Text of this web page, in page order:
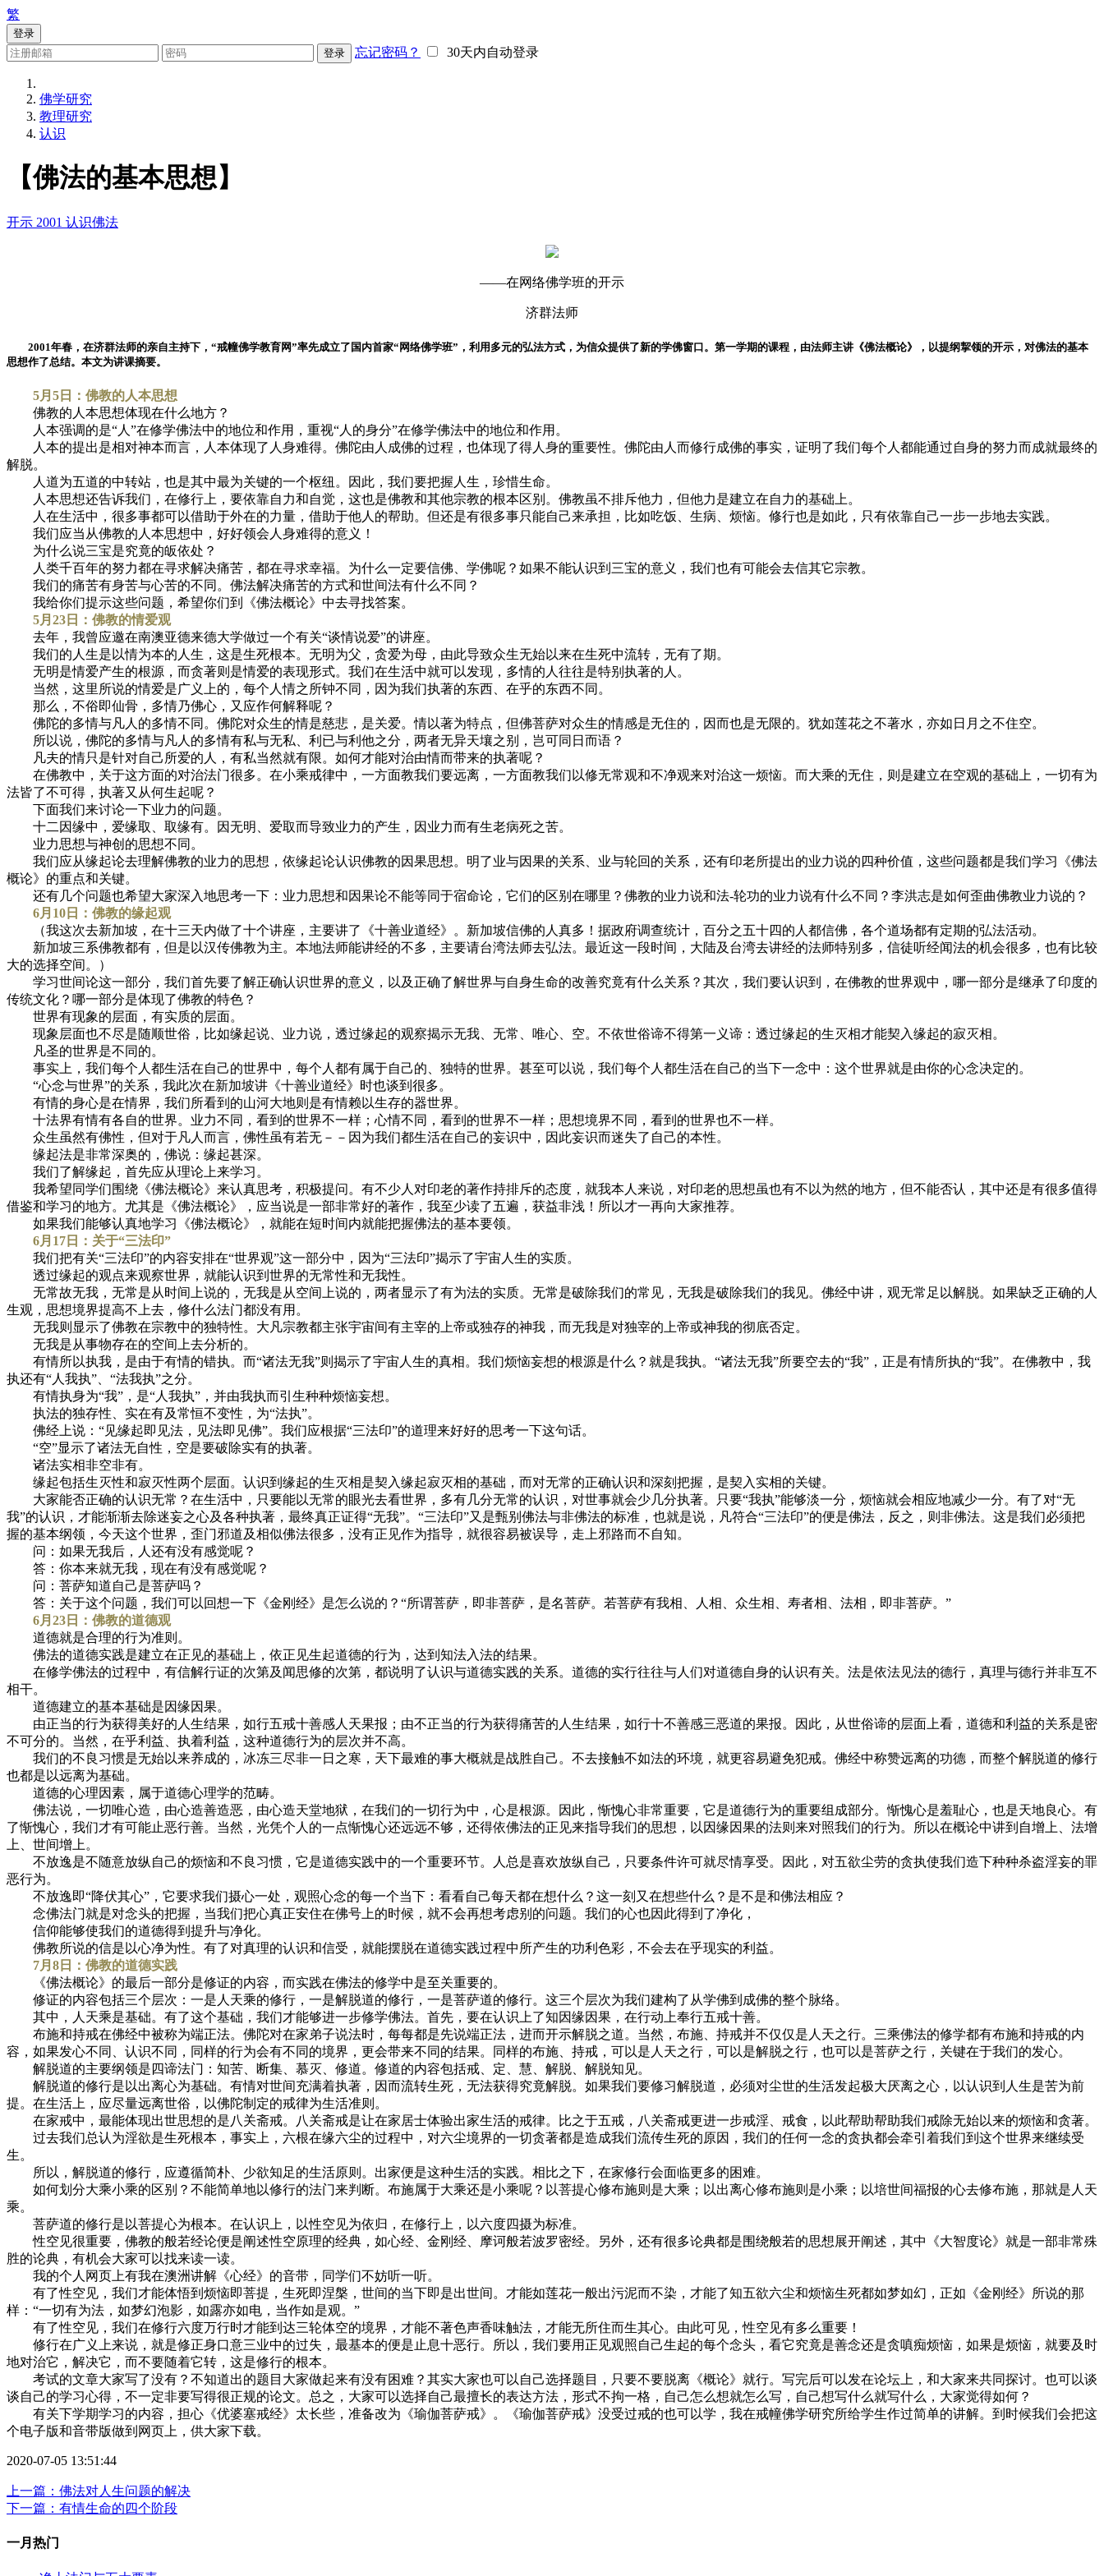
繁
登录
登录
忘记密码？ 30天内自动登录
佛学研究
教理研究
认识
【佛法的基本思想】
开示 2001 认识佛法
——在网络佛学班的开示
济群法师
2001年春，在济群法师的亲自主持下，“戒幢佛学教育网”率先成立了国内首家“网络佛学班”，利用多元的弘法方式，为信众提供了新的学佛窗口。第一学期的课程，由法师主讲《佛法概论》，以提纲挈领的开示，对佛法的基本
思想作了总结。本文为讲课摘要。
5月5日：佛教的人本思想
佛教的人本思想体现在什么地方？
人本强调的是“人”在修学佛法中的地位和作用，重视“人的身分”在修学佛法中的地位和作用。
人本的提出是相对神本而言，人本体现了人身难得。佛陀由人成佛的过程，也体现了得人身的重要性。佛陀由人而修行成佛的事实，证明了我们每个人都能通过自身的努力而成就最终的
解脱。
人道为五道的中转站，也是其中最为关键的一个枢纽。因此，我们要把握人生，珍惜生命。
人本思想还告诉我们，在修行上，要依靠自力和自觉，这也是佛教和其他宗教的根本区别。佛教虽不排斥他力，但他力是建立在自力的基础上。
人在生活中，很多事都可以借助于外在的力量，借助于他人的帮助。但还是有很多事只能自己来承担，比如吃饭、生病、烦恼。修行也是如此，只有依靠自己一步一步地去实践。
我们应当从佛教的人本思想中，好好领会人身难得的意义！
为什么说三宝是究竟的皈依处？
人类千百年的努力都在寻求解决痛苦，都在寻求幸福。为什么一定要信佛、学佛呢？如果不能认识到三宝的意义，我们也有可能会去信其它宗教。
我们的痛苦有身苦与心苦的不同。佛法解决痛苦的方式和世间法有什么不同？
我给你们提示这些问题，希望你们到《佛法概论》中去寻找答案。
5月23日：佛教的情爱观
去年，我曾应邀在南澳亚德来德大学做过一个有关“谈情说爱”的讲座。
我们的人生是以情为本的人生，这是生死根本。无明为父，贪爱为母，由此导致众生无始以来在生死中流转，无有了期。
无明是情爱产生的根源，而贪著则是情爱的表现形式。我们在生活中就可以发现，多情的人往往是特别执著的人。
当然，这里所说的情爱是广义上的，每个人情之所钟不同，因为我们执著的东西、在乎的东西不同。
那么，不俗即仙骨，多情乃佛心，又应作何解释呢？
佛陀的多情与凡人的多情不同。佛陀对众生的情是慈悲，是关爱。情以著为特点，但佛菩萨对众生的情感是无住的，因而也是无限的。犹如莲花之不著水，亦如日月之不住空。
所以说，佛陀的多情与凡人的多情有私与无私、利已与利他之分，两者无异天壤之别，岂可同日而语？
凡夫的情只是针对自己所爱的人，有私当然就有限。如何才能对治由情而带来的执著呢？
在佛教中，关于这方面的对治法门很多。在小乘戒律中，一方面教我们要远离，一方面教我们以修无常观和不净观来对治这一烦恼。而大乘的无住，则是建立在空观的基础上，一切有为
法皆了不可得，执著又从何生起呢？
下面我们来讨论一下业力的问题。
十二因缘中，爱缘取、取缘有。因无明、爱取而导致业力的产生，因业力而有生老病死之苦。
业力思想与神创的思想不同。
我们应从缘起论去理解佛教的业力的思想，依缘起论认识佛教的因果思想。明了业与因果的关系、业与轮回的关系，还有印老所提出的业力说的四种价值，这些问题都是我们学习《佛法
概论》的重点和关键。
还有几个问题也希望大家深入地思考一下：业力思想和因果论不能等同于宿命论，它们的区别在哪里？佛教的业力说和法-轮功的业力说有什么不同？李洪志是如何歪曲佛教业力说的？
6月10日：佛教的缘起观
（我这次去新加坡，在十三天内做了十个讲座，主要讲了《十善业道经》。新加坡信佛的人真多！据政府调查统计，百分之五十四的人都信佛，各个道场都有定期的弘法活动。
新加坡三系佛教都有，但是以汉传佛教为主。本地法师能讲经的不多，主要请台湾法师去弘法。最近这一段时间，大陆及台湾去讲经的法师特别多，信徒听经闻法的机会很多，也有比较
大的选择空间。）
学习世间论这一部分，我们首先要了解正确认识世界的意义，以及正确了解世界与自身生命的改善究竟有什么关系？其次，我们要认识到，在佛教的世界观中，哪一部分是继承了印度的
传统文化？哪一部分是体现了佛教的特色？
世界有现象的层面，有实质的层面。
现象层面也不尽是随顺世俗，比如缘起说、业力说，透过缘起的观察揭示无我、无常、唯心、空。不依世俗谛不得第一义谛：透过缘起的生灭相才能契入缘起的寂灭相。
凡圣的世界是不同的。
事实上，我们每个人都生活在自己的世界中，每个人都有属于自己的、独特的世界。甚至可以说，我们每个人都生活在自己的当下一念中：这个世界就是由你的心念决定的。
“心念与世界”的关系，我此次在新加坡讲《十善业道经》时也谈到很多。
有情的身心是在情界，我们所看到的山河大地则是有情赖以生存的器世界。
十法界有情有各自的世界。业力不同，看到的世界不一样；心情不同，看到的世界不一样；思想境界不同，看到的世界也不一样。
众生虽然有佛性，但对于凡人而言，佛性虽有若无－－因为我们都生活在自己的妄识中，因此妄识而迷失了自己的本性。
缘起法是非常深奥的，佛说：缘起甚深。
我们了解缘起，首先应从理论上来学习。
我希望同学们围绕《佛法概论》来认真思考，积极提问。有不少人对印老的著作持排斥的态度，就我本人来说，对印老的思想虽也有不以为然的地方，但不能否认，其中还是有很多值得
借鉴和学习的地方。尤其是《佛法概论》，应当说是一部非常好的著作，我至少读了五遍，获益非浅！所以才一再向大家推荐。
如果我们能够认真地学习《佛法概论》，就能在短时间内就能把握佛法的基本要领。
6月17日：关于“三法印”
我们把有关“三法印”的内容安排在“世界观”这一部分中，因为“三法印”揭示了宇宙人生的实质。
透过缘起的观点来观察世界，就能认识到世界的无常性和无我性。
无常故无我，无常是从时间上说的，无我是从空间上说的，两者显示了有为法的实质。无常是破除我们的常见，无我是破除我们的我见。佛经中讲，观无常足以解脱。如果缺乏正确的人
生观，思想境界提高不上去，修什么法门都没有用。
无我则显示了佛教在宗教中的独特性。大凡宗教都主张宇宙间有主宰的上帝或独存的神我，而无我是对独宰的上帝或神我的彻底否定。
无我是从事物存在的空间上去分析的。
有情所以执我，是由于有情的错执。而“诸法无我”则揭示了宇宙人生的真相。我们烦恼妄想的根源是什么？就是我执。“诸法无我”所要空去的“我”，正是有情所执的“我”。在佛教中，我
执还有“人我执”、“法我执”之分。
有情执身为“我”，是“人我执”，并由我执而引生种种烦恼妄想。
执法的独存性、实在有及常恒不变性，为“法执”。
佛经上说：“见缘起即见法，见法即见佛”。我们应根据“三法印”的道理来好好的思考一下这句话。
“空”显示了诸法无自性，空是要破除实有的执著。
诸法实相非空非有。
缘起包括生灭性和寂灭性两个层面。认识到缘起的生灭相是契入缘起寂灭相的基础，而对无常的正确认识和深刻把握，是契入实相的关键。
大家能否正确的认识无常？在生活中，只要能以无常的眼光去看世界，多有几分无常的认识，对世事就会少几分执著。只要“我执”能够淡一分，烦恼就会相应地减少一分。有了对“无
我”的认识，才能渐渐去除迷妄之心及各种执著，最终真正证得“无我”。“三法印”又是甄别佛法与非佛法的标准，也就是说，凡符合“三法印”的便是佛法，反之，则非佛法。这是我们必须把
握的基本纲领，今天这个世界，歪门邪道及相似佛法很多，没有正见作为指导，就很容易被误导，走上邪路而不自知。
问：如果无我后，人还有没有感觉呢？
答：你本来就无我，现在有没有感觉呢？
问：菩萨知道自己是菩萨吗？
答：关于这个问题，我们可以回想一下《金刚经》是怎么说的？“所谓菩萨，即非菩萨，是名菩萨。若菩萨有我相、人相、众生相、寿者相、法相，即非菩萨。”
6月23日：佛教的道德观
道德就是合理的行为准则。
佛法的道德实践是建立在正见的基础上，依正见生起道德的行为，达到知法入法的结果。
在修学佛法的过程中，有信解行证的次第及闻思修的次第，都说明了认识与道德实践的关系。道德的实行往往与人们对道德自身的认识有关。法是依法见法的德行，真理与德行并非互不
相干。
道德建立的基本基础是因缘因果。
由正当的行为获得美好的人生结果，如行五戒十善感人天果报；由不正当的行为获得痛苦的人生结果，如行十不善感三恶道的果报。因此，从世俗谛的层面上看，道德和利益的关系是密
不可分的。当然，在乎利益、执着利益，这种道德行为的层次并不高。
我们的不良习惯是无始以来养成的，冰冻三尽非一日之寒，天下最难的事大概就是战胜自己。不去接触不如法的环境，就更容易避免犯戒。佛经中称赞远离的功德，而整个解脱道的修行
也都是以远离为基础。
道德的心理因素，属于道德心理学的范畴。
佛法说，一切唯心造，由心造善造恶，由心造天堂地狱，在我们的一切行为中，心是根源。因此，惭愧心非常重要，它是道德行为的重要组成部分。惭愧心是羞耻心，也是天地良心。有
了惭愧心，我们才有可能止恶行善。当然，光凭个人的一点惭愧心还远远不够，还得依佛法的正见来指导我们的思想，以因缘因果的法则来对照我们的行为。所以在概论中讲到自增上、法增
上、世间增上。
不放逸是不随意放纵自己的烦恼和不良习惯，它是道德实践中的一个重要环节。人总是喜欢放纵自己，只要条件许可就尽情享受。因此，对五欲尘劳的贪执使我们造下种种杀盗淫妄的罪
恶行为。
不放逸即“降伏其心”，它要求我们摄心一处，观照心念的每一个当下：看看自己每天都在想什么？这一刻又在想些什么？是不是和佛法相应？
念佛法门就是对念头的把握，当我们把心真正安住在佛号上的时候，就不会再想考虑别的问题。我们的心也因此得到了净化，
信仰能够使我们的道德得到提升与净化。
佛教所说的信是以心净为性。有了对真理的认识和信受，就能摆脱在道德实践过程中所产生的功利色彩，不会去在乎现实的利益。
7月8日：佛教的道德实践
《佛法概论》的最后一部分是修证的内容，而实践在佛法的修学中是至关重要的。
修证的内容包括三个层次：一是人天乘的修行，一是解脱道的修行，一是菩萨道的修行。这三个层次为我们建构了从学佛到成佛的整个脉络。
其中，人天乘是基础。有了这个基础，我们才能够进一步修学佛法。首先，要在认识上了知因缘因果，在行动上奉行五戒十善。
布施和持戒在佛经中被称为端正法。佛陀对在家弟子说法时，每每都是先说端正法，进而开示解脱之道。当然，布施、持戒并不仅仅是人天之行。三乘佛法的修学都有布施和持戒的内
容，如果发心不同、认识不同，同样的行为会有不同的境界，更会带来不同的结果。同样的布施、持戒，可以是人天之行，可以是解脱之行，也可以是菩萨之行，关键在于我们的发心。
解脱道的主要纲领是四谛法门：知苦、断集、慕灭、修道。修道的内容包括戒、定、慧、解脱、解脱知见。
解脱道的修行是以出离心为基础。有情对世间充满着执著，因而流转生死，无法获得究竟解脱。如果我们要修习解脱道，必须对尘世的生活发起极大厌离之心，以认识到人生是苦为前
提。在生活上，应尽量远离世俗，以佛陀制定的戒律为生活准则。
在家戒中，最能体现出世思想的是八关斋戒。八关斋戒是让在家居士体验出家生活的戒律。比之于五戒，八关斋戒更进一步戒淫、戒食，以此帮助帮助我们戒除无始以来的烦恼和贪著。
过去我们总认为淫欲是生死根本，事实上，六根在缘六尘的过程中，对六尘境界的一切贪著都是造成我们流传生死的原因，我们的任何一念的贪执都会牵引着我们到这个世界来继续受
生。
所以，解脱道的修行，应遵循简朴、少欲知足的生活原则。出家便是这种生活的实践。相比之下，在家修行会面临更多的困难。
如何划分大乘小乘的区别？不能简单地以修行的法门来判断。布施属于大乘还是小乘呢？以菩提心修布施则是大乘；以出离心修布施则是小乘；以培世间福报的心去修布施，那就是人天
乘。
菩萨道的修行是以菩提心为根本。在认识上，以性空见为依归，在修行上，以六度四摄为标准。
性空见很重要，佛教的般若经论便是阐述性空原理的经典，如心经、金刚经、摩诃般若波罗密经。另外，还有很多论典都是围绕般若的思想展开阐述，其中《大智度论》就是一部非常殊
胜的论典，有机会大家可以找来读一读。
我的个人网页上有我在澳洲讲解《心经》的音带，同学们不妨听一听。
有了性空见，我们才能体悟到烦恼即菩提，生死即涅槃，世间的当下即是出世间。才能如莲花一般出污泥而不染，才能了知五欲六尘和烦恼生死都如梦如幻，正如《金刚经》所说的那
样：“一切有为法，如梦幻泡影，如露亦如电，当作如是观。”
有了性空见，我们在修行六度万行时才能到达三轮体空的境界，才能不著色声香味触法，才能无所住而生其心。由此可见，性空见有多么重要！
修行在广义上来说，就是修正身口意三业中的过失，最基本的便是止息十恶行。所以，我们要用正见观照自己生起的每个念头，看它究竟是善念还是贪嗔痴烦恼，如果是烦恼，就要及时
地对治它，解决它，而不要随着它转，这是修行的根本。
考试的文章大家写了没有？不知道出的题目大家做起来有没有困难？其实大家也可以自己选择题目，只要不要脱离《概论》就行。写完后可以发在论坛上，和大家来共同探讨。也可以谈
谈自己的学习心得，不一定非要写得很正规的论文。总之，大家可以选择自己最擅长的表达方法，形式不拘一格，自己怎么想就怎么写，自己想写什么就写什么，大家觉得如何？
有关下学期学习的内容，担心《优婆塞戒经》太长些，准备改为《瑜伽菩萨戒》。《瑜伽菩萨戒》没受过戒的也可以学，我在戒幢佛学研究所给学生作过简单的讲解。到时候我们会把这
个电子版和音带版做到网页上，供大家下载。
2020-07-05 13:51:44
上一篇：佛法对人生问题的解决
下一篇：有情生命的四个阶段
一月热门